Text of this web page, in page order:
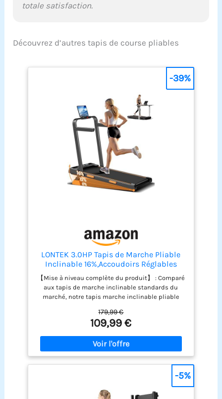
totale satisfaction.
Découvrez d’autres tapis de course pliables
LONTEK 3.0HP Tapis de Marche Pliable
Inclinable 16%,Accoudoirs Réglables
【Mise à niveau complète du produit】 : Comparé
aux tapis de marche inclinable standards du
marché, notre tapis marche inclinable pliable
3 niveaux (max 16%), un moteur sans balais de 3.0
CV (vitesse max 10 km/h), un plateau (2 couches)
et une bande de course (6 couches). Il dispose
également de reposabrazos ajustables pour plus
de confort ; avec son panneau LED intuitif et
télécommande magnétique, ce tapis roulant
pliable vous permet d’entraîner efficacement et
d'absorption des chocs et faible niveau sonore
179,99 €
109,99 €
-39%
-5%